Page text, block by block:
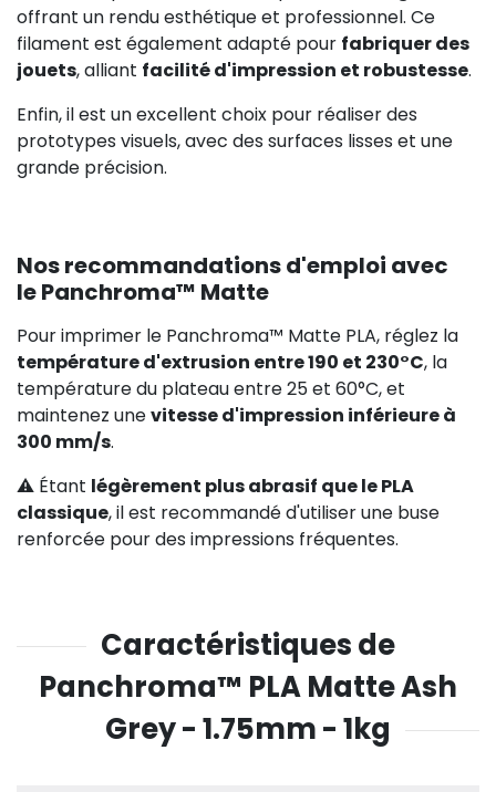
offrant un rendu esthétique et professionnel. Ce
filament est également adapté pour fabriquer des
jouets, alliant facilité d'impression et robustesse.
Enfin, il est un excellent choix pour réaliser des
prototypes visuels, avec des surfaces lisses et une
grande précision.
Nos recommandations d'emploi avec
le Panchroma™ Matte
Pour imprimer le Panchroma™ Matte PLA, réglez la
température d'extrusion entre 190 et 230°C, la
température du plateau entre 25 et 60°C, et
maintenez unevitesse d'impression inférieure à
300 mm/s.
⚠️ Étant légèrement plus abrasif que le PLA
classique, il est recommandé d'utiliser une buse
renforcée pour des impressions fréquentes.
Caractéristiques de
Panchroma™ PLA Matte Ash
Grey - 1.75mm - 1kg